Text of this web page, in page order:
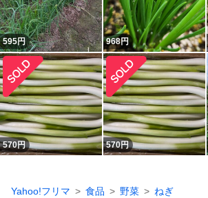
595円 968円
570円 570円
Yahoo!フリマ 食品 野菜 ねぎ